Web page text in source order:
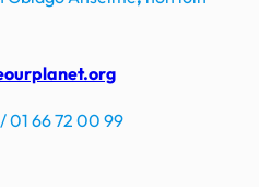
01 66 72 00 99